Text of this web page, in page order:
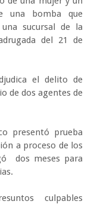
una bomba que
sucursal de la
del 21 de
el delito de
de dos agentes de
presentó prueba
a proceso de los
dos meses para
culpables